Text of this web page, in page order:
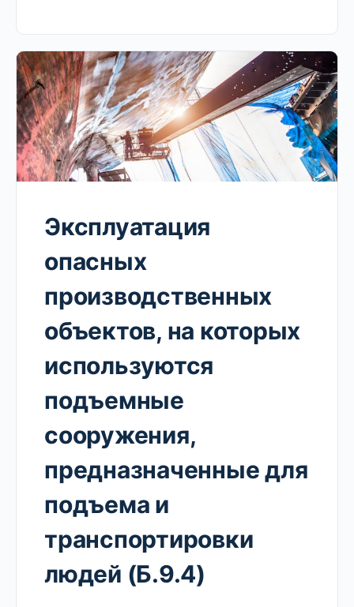
Эксплуатация
опасных
производственных
объектов, на которых
используются
подъемные
сооружения,
предназначенные для
подъема и
транспортировки
людей (Б.9.4)